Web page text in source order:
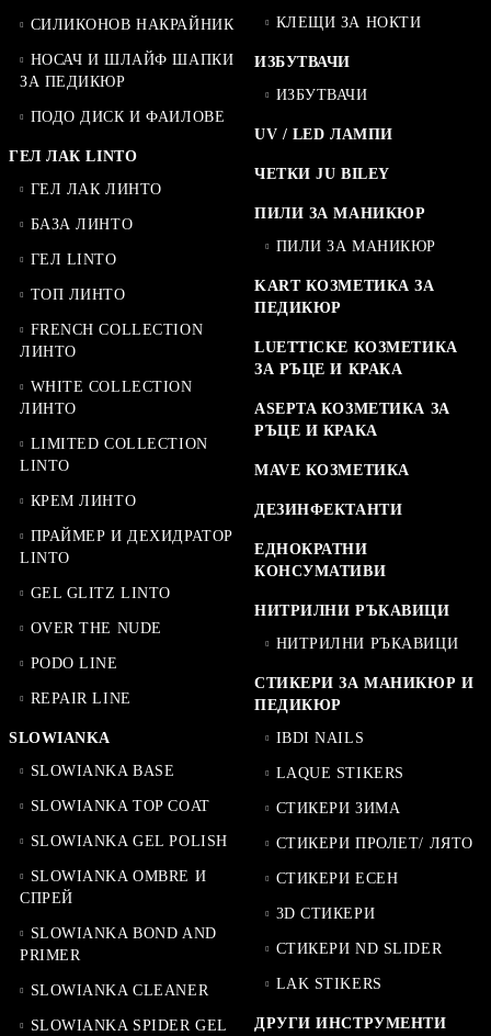
СИЛИКОНОВ НАКРАЙНИК
НОСАЧ И ШЛАЙФ ШАПКИ
ЗА ПЕДИКЮР
ПОДО ДИСК И ФАИЛОВЕ
ГЕЛ ЛАК LINTO
ГЕЛ ЛАК ЛИНТО
БАЗА ЛИНТО
ГЕЛ LINTO
ТОП ЛИНТО
FRENCH COLLECTION
ЛИНТО
WHITE COLLECTION
ЛИНТО
LIMITED COLLECTION
LINTO
КРЕМ ЛИНТО
ПРАЙМЕР И ДЕХИДРАТОР
LINTO
GEL GLITZ LINTO
OVER THE NUDE
PODO LINE
REPAIR LINE
SLOWIANKA
SLOWIANKA BASE
SLOWIANKA TOP COAT
SLOWIANKA GEL POLISH
SLOWIANKA OMBRE И
СПРЕЙ
SLOWIANKA BOND AND
PRIMER
SLOWIANKA CLEANER
SLOWIANKA SPIDER GEL
КЛЕЩИ ЗА НОКТИ
ИЗБУТВАЧИ
ИЗБУТВАЧИ
UV / LED ЛАМПИ
ЧЕТКИ JU BILEY
ПИЛИ ЗА МАНИКЮР
ПИЛИ ЗА МАНИКЮР
KART КОЗМЕТИКА ЗА
ПЕДИКЮР
LUETTICKE КОЗМЕТИКА
ЗА РЪЦЕ И КРАКА
ASEPTA КОЗМЕТИКА ЗА
РЪЦЕ И КРАКА
MAVE КОЗМЕТИКА
ДЕЗИНФЕКТАНТИ
ЕДНОКРАТНИ
КОНСУМАТИВИ
НИТРИЛНИ РЪКАВИЦИ
НИТРИЛНИ РЪКАВИЦИ
СТИКЕРИ ЗА МАНИКЮР И
ПЕДИКЮР
IBDI NAILS
LAQUE STIKERS
СТИКЕРИ ЗИМА
СТИКЕРИ ПРОЛЕТ/ ЛЯТО
СТИКЕРИ ЕСЕН
3D СТИКЕРИ
СТИКЕРИ ND SLIDER
LAK STIKERS
ДРУГИ ИНСТРУМЕНТИ